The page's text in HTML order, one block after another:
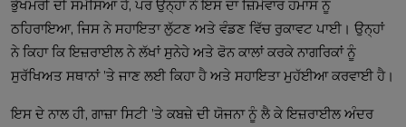
ਭੁੱਖਮਰੀ ਦੀ ਸਮੱਸਿਆ ਹੈ, ਪਰ ਉਨ੍ਹਾਂ ਨੇ ਇਸ ਦਾ ਜ਼ਿੰਮੇਵਾਰ ਹਮਾਸ ਨੂੰ
ਠਹਿਰਾਇਆ, ਜਿਸ ਨੇ ਸਹਾਇਤਾ ਲੁੱਟਣ ਅਤੇ ਵੰਡਣ ਵਿੱਚ ਰੁਕਾਵਟ ਪਾਈ। ਉਨ੍ਹਾਂ
ਨੇ ਕਿਹਾ ਕਿ ਇਜ਼ਰਾਈਲ ਨੇ ਲੱਖਾਂ ਸੁਨੇਹੇ ਅਤੇ ਫੋਨ ਕਾਲਾਂ ਕਰਕੇ ਨਾਗਰਿਕਾਂ ਨੂੰ
ਸੁਰੱਖਿਅਤ ਸਥਾਨਾਂ ’ਤੇ ਜਾਣ ਲਈ ਕਿਹਾ ਹੈ ਅਤੇ ਸਹਾਇਤਾ ਮੁਹੱਈਆ ਕਰਵਾਈ ਹੈ।
ਇਸ ਦੇ ਨਾਲ ਹੀ, ਗਾਜ਼ਾ ਸਿਟੀ ’ਤੇ ਕਬਜ਼ੇ ਦੀ ਯੋਜਨਾ ਨੂੰ ਲੈ ਕੇ ਇਜ਼ਰਾਈਲ ਅੰਦਰ